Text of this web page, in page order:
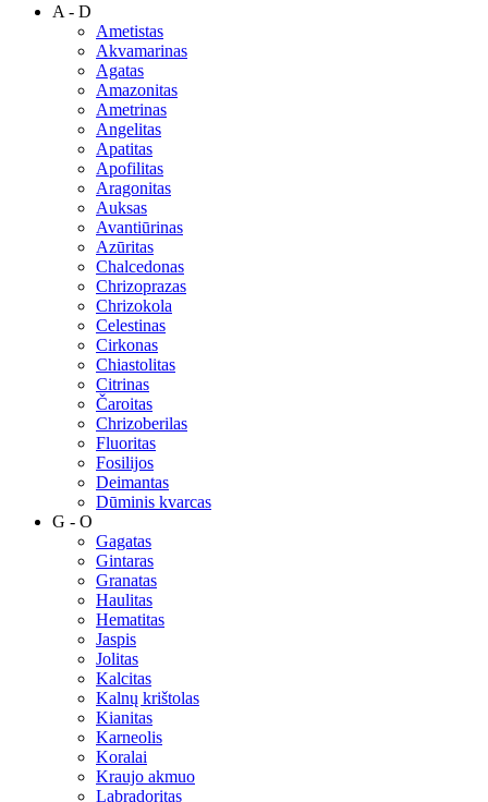
A - D
Ametistas
Akvamarinas
Agatas
Amazonitas
Ametrinas
Angelitas
Apatitas
Apofilitas
Aragonitas
Auksas
Avantiūrinas
Azūritas
Chalcedonas
Chrizoprazas
Chrizokola
Celestinas
Cirkonas
Chiastolitas
Citrinas
Čaroitas
Chrizoberilas
Fluoritas
Fosilijos
Deimantas
Dūminis kvarcas
G - O
Gagatas
Gintaras
Granatas
Haulitas
Hematitas
Jaspis
Jolitas
Kalcitas
Kalnų krištolas
Kianitas
Karneolis
Koralai
Kraujo akmuo
Labradoritas